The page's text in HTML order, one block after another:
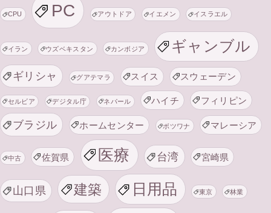
CPU PC アウトドア イエメン イスラエル
イラン ウズベキスタン カンボジア ギャンブル
ギリシャ グアテマラ スイス スウェーデン
セルビア デジタル庁 ネパール ハイチ フィリピン
ブラジル ホームセンター ボツワナ マレーシア
中古 佐賀県 医療 台湾 宮崎県
山口県 建築 日用品 東京 林業